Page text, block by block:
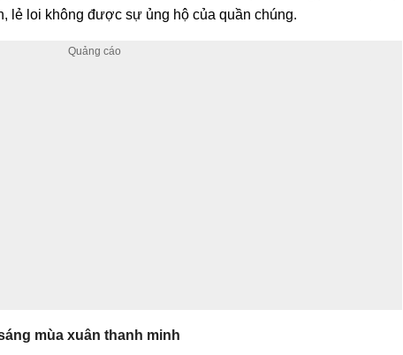
lẻ loi không được sự ủng hộ của quần chúng.
mùa xuân thanh minh